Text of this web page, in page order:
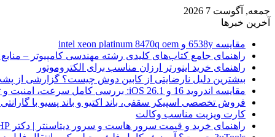
جمعه, آگوست 7 2026
آخرین خبرها
مقایسه 6538y و intel xeon platinum 8470q oem
راهنمای جامع کتاب‌های کلیدی رشته مهندسی کامپیوتر –
راهنمای خرید اینورتر ارزان مناسب برای الکتروموتور
بیشترین دلیل نارضایتی از کابین دوش چیست؟ گزارشی از
مقایسه اندروید 16 و iOS 26.1: بررسی کامل سرعت، امنیت و تجربه کاربری
فروش تخصصی اسپیکر سقفی، باند اکتیو و باند پسیو با
کارت ویزیت مناسب وکالت
راهنمای خرید و قیمت سرور هاست و سرور دیتاسنتر | دکتر HP